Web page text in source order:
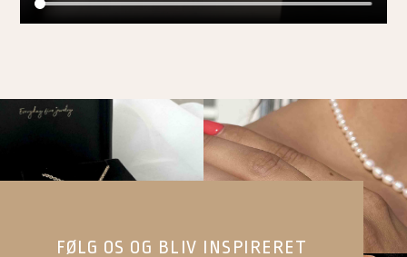
FØLG OS OG BLIV INSPIRERET